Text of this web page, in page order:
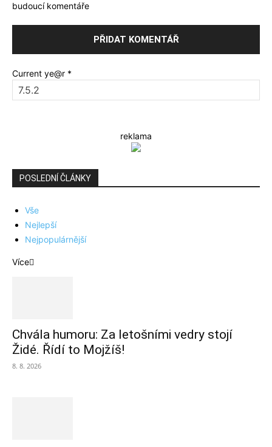
budoucí komentáře
Current ye@r *
reklama
POSLEDNÍ ČLÁNKY
Vše
Nejlepší
Nejpopulárnější
Více
Chvála humoru: Za letošními vedry stojí
Židé. Řídí to Mojžíš!
8. 8. 2026